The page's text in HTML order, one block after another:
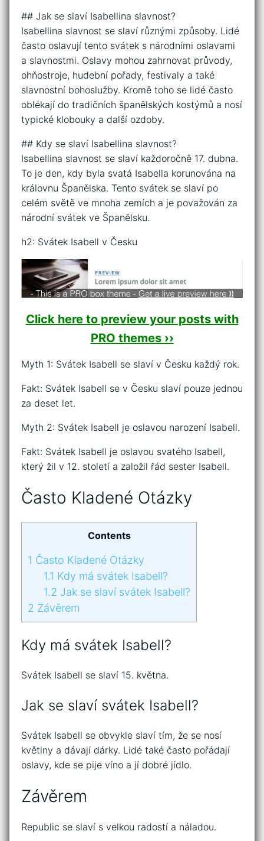
## Jak se slaví Isabellina slavnost?
Isabellina slavnost se slaví různými způsoby. Lidé
často oslavují tento svátek s národními oslavami
a slavnostmi. Oslavy mohou zahrnovat průvody,
ohňostroje, hudební pořady, festivaly a také
slavnostní bohoslužby. Kromě toho se lidé často
oblékají do tradičních španělských kostýmů a nosí
typické klobouky a další ozdoby.
## Kdy se slaví Isabellina slavnost?
Isabellina slavnost se slaví každoročně 17. dubna.
To je den, kdy byla svatá Isabella korunována na
královnu Španělska. Tento svátek se slaví po
celém světě ve mnoha zemích a je považován za
národní svátek ve Španělsku.
h2: Svátek Isabell v Česku
Click here to preview your posts with
PRO themes ››
Myth 1: Svátek Isabell se slaví v Česku každý rok.
Fakt: Svátek Isabell se v Česku slaví pouze jednou
za deset let.
Myth 2: Svátek Isabell je oslavou narození Isabell.
Fakt: Svátek Isabell je oslavou svatého Isabell,
který žil v 12. století a založil řád sester Isabell.
Často Kladené Otázky
Contents
1 Často Kladené Otázky
1.1 Kdy má svátek Isabell?
1.2 Jak se slaví svátek Isabell?
2 Závěrem
Kdy má svátek Isabell?
Svátek Isabell se slaví 15. května.
Jak se slaví svátek Isabell?
Svátek Isabell se obvykle slaví tím, že se nosí
květiny a dávají dárky. Lidé také často pořádají
oslavy, kde se pije víno a jí dobré jídlo.
Závěrem
Republic se slaví s velkou radostí a náladou.